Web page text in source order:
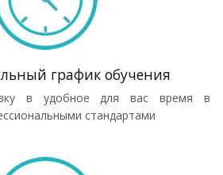
график обучения
в удобное для вас время в
стандартами